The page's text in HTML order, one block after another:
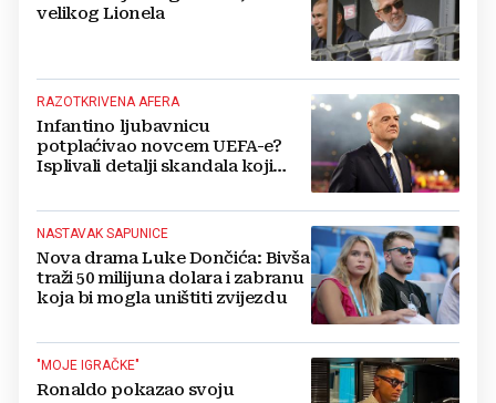
velikog Lionela
RAZOTKRIVENA AFERA
Infantino ljubavnicu
potplaćivao novcem UEFA-e?
Isplivali detalji skandala koji
NASTAVAK SAPUNICE
Nova drama Luke Dončića: Bivša
traži 50 milijuna dolara i zabranu
koja bi mogla uništiti zvijezdu
"MOJE IGRAČKE"
Ronaldo pokazao svoju